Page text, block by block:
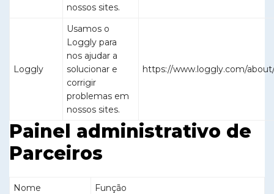
nossos sites.
Loggly
Usamos o
Loggly para
nos ajudar a
solucionar e
corrigir
problemas em
nossos sites.
https://www.loggly.com/
Painel administrativo de
Parceiros
Nome Função